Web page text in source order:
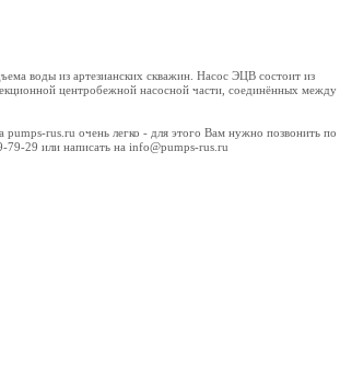
воды из артезианских скважин. Насос ЭЦВ состоит из
центробежной наcосной части, соединённых между
rus.ru очень легко - для этого Вам нужно позвонить по
29 или написать на info@pumps-rus.ru